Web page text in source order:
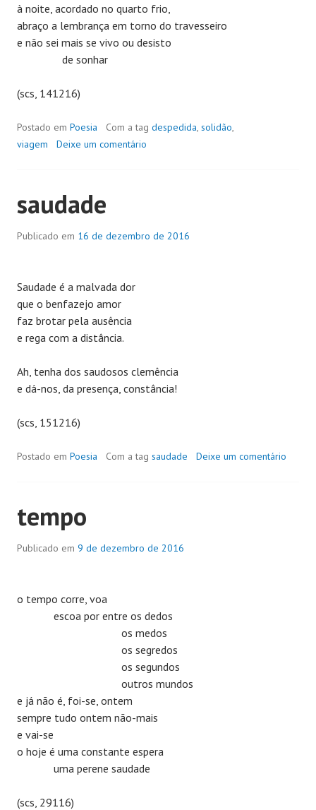
à noite, acordado no quarto frio,
abraço a lembrança em torno do travesseiro
e não sei mais se vivo ou desisto
de sonhar
(scs, 141216)
Postado em Poesia Com a tag despedida, solidão,
viagem
Deixe um comentário
saudade
Publicado em 16 de dezembro de 2016
Saudade é a malvada dor
que o benfazejo amor
faz brotar pela ausência
e rega com a distância.
Ah, tenha dos saudosos clemência
e dá-nos, da presença, constância!
(scs, 151216)
Postado em Poesia Com a tag saudade Deixe um comentário
tempo
Publicado em 9 de dezembro de 2016
o tempo corre, voa
escoa por entre os dedos
os medos
os segredos
os segundos
outros mundos
e já não é, foi-se, ontem
sempre tudo ontem não-mais
e vai-se
o hoje é uma constante espera
uma perene saudade
(scs, 29116)